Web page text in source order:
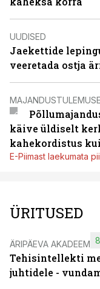
UUDISED
Jaekettide
veeretada ostja
käive üldiselt
kahekordistus
E-Piimast laekumata
ÜRITUSED
ÄRIPÄEVA AKADEEMIA
Tehisintellekti
juhtidele -